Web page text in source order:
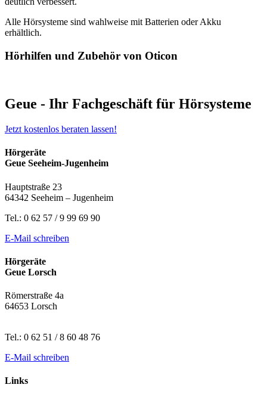
Alle Hörsysteme sind wahlweise mit Batterien oder Akku
erhältlich.
Hörhilfen und Zubehör von Oticon
Geue - Ihr Fachgeschäft für Hörsysteme
Jetzt kostenlos beraten lassen!
Hörgeräte
Geue Seeheim-Jugenheim
Hauptstraße 23
64342 Seeheim – Jugenheim
Tel.: 0 62 57 / 9 99 69 90
E-Mail schreiben
Hörgeräte
Geue Lorsch
Römerstraße 4a
64653 Lorsch
Tel.: 0 62 51 / 8 60 48 76
E-Mail schreiben
Links